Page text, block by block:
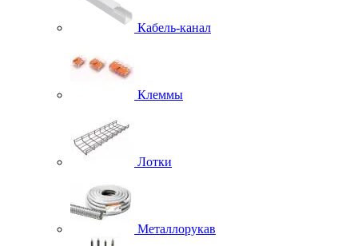
Кабель-канал
Клеммы
Лотки
Металлорукав